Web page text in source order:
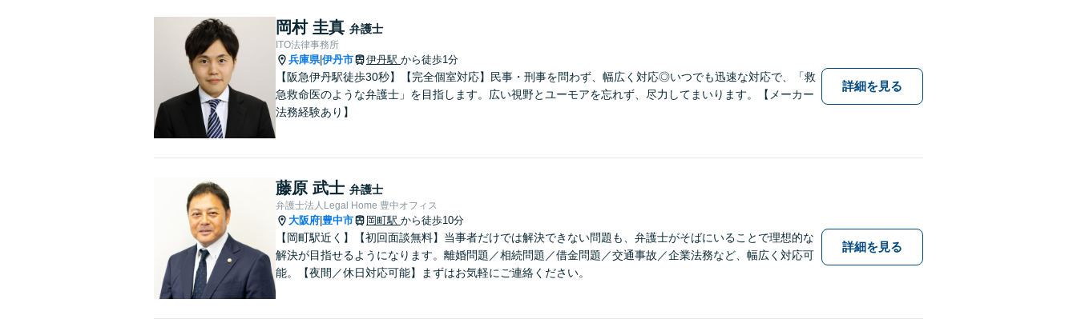
岡村 圭真 弁護士
ITO法律事務所
兵庫県|伊丹市 伊丹駅 から徒歩1分
【阪急伊丹駅徒歩30秒】【完全個室対応】民事・刑事を問わず、幅広く対応◎いつでも迅速な対応で、「救
急救命医のような弁護士」を目指します。広い視野とユーモアを忘れず、尽力してまいります。【メーカー
法務経験あり】
詳細を見る
藤原 武士 弁護士
弁護士法人Legal Home 豊中オフィス
大阪府 豊中市 岡町駅 から徒歩10分
【岡町駅近く】【初回面談無料】当事者だけでは解決できない問題も、弁護士がそばにいることで理想的な
解決が目指せるようになります。離婚問題／相続問題／借金問題／交通事故／企業法務など、幅広く対応可
能。【夜間／休日対応可能】まずはお気軽にご連絡ください。
詳細を見る